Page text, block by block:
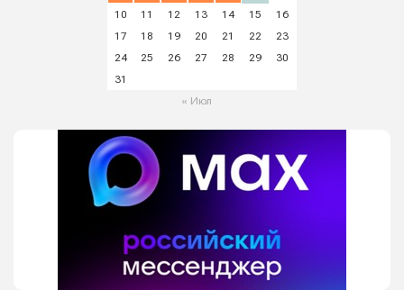
10
11 12 13 14 15
16
17
18 19 20 21 22
23
24
25 26 27 28 29
30
31
« Июл